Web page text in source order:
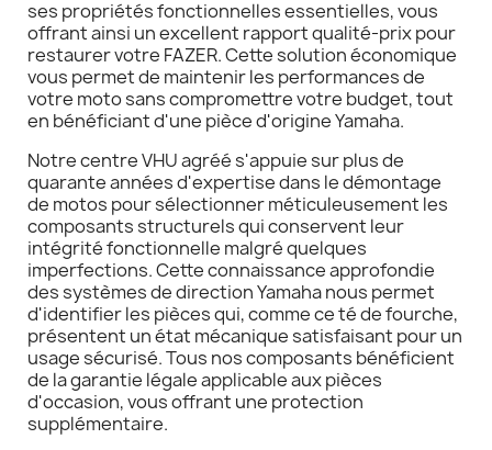
ses propriétés fonctionnelles essentielles, vous
offrant ainsi un excellent rapport qualité-prix pour
restaurer votre FAZER. Cette solution économique
vous permet de maintenir les performances de
votre moto sans compromettre votre budget, tout
en bénéficiant d'une pièce d'origine Yamaha.
Notre centre VHU agréé s'appuie sur plus de
quarante années d'expertise dans le démontage
de motos pour sélectionner méticuleusement les
composants structurels qui conservent leur
intégrité fonctionnelle malgré quelques
imperfections. Cette connaissance approfondie
des systèmes de direction Yamaha nous permet
d'identifier les pièces qui, comme ce té de fourche,
présentent un état mécanique satisfaisant pour un
usage sécurisé. Tous nos composants bénéficient
de la garantie légale applicable aux pièces
d'occasion, vous offrant une protection
supplémentaire.